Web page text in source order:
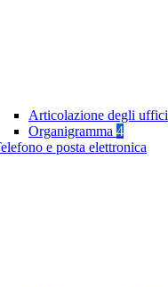
Articolazione degli uffici
Organigramma 4
e posta elettronica